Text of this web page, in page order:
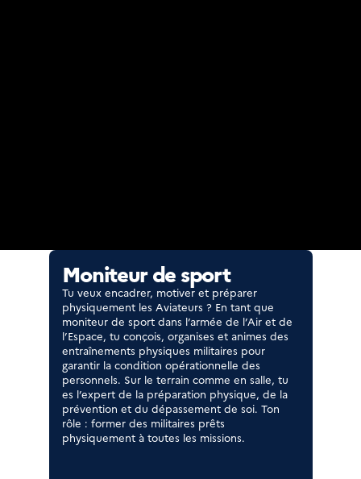
Moniteur de sport
Tu veux encadrer, motiver et préparer
physiquement les Aviateurs ? En tant que
moniteur de sport dans l’armée de l’Air et de
l’Espace, tu conçois, organises et animes des
entraînements physiques militaires pour
garantir la condition opérationnelle des
personnels. Sur le terrain comme en salle, tu
es l’expert de la préparation physique, de la
prévention et du dépassement de soi. Ton
rôle : former des militaires prêts
physiquement à toutes les missions.